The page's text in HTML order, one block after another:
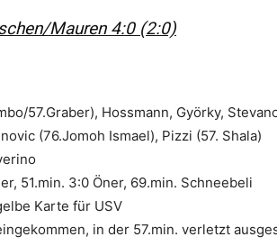
Mauren 4:0 (2:0)
57.Graber), Hossmann, Györky,
(76.Jomoh Ismael), Pizzi (57. Shala)
51.min. 3:0 Öner, 69.min. Schneebeli
Karte für USV
in der 57.min. verletzt